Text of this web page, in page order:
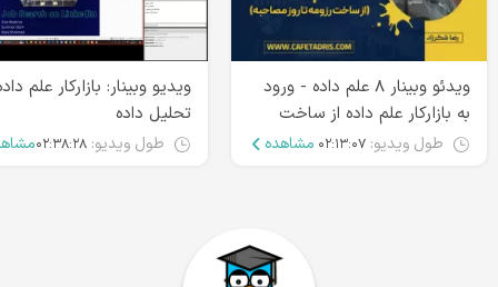
ویدئو وبینار ۸ علم داده - ورود
به بازارکار علم داده از ساخت
رزومه تا روز مصاحبه
طول ویدیو: ۰۲:۱۳:۰۷ مشاهده
ویدیو وبینار: بازارکار علم
تحلیل داده
طول ویدیو: ۰۲:۳۸:۲۸